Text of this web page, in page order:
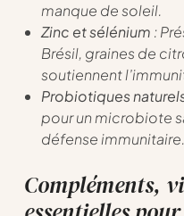
manque de soleil.
Zinc et sélénium :
Brésil, graines de
soutiennent
Probiotiques
pour un microbiote
défense immunitaire.
Compléments,